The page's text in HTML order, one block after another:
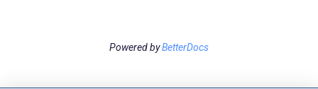
Powered byBetterDocs